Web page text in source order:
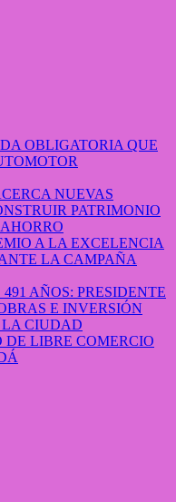
OBLIGATORIA QUE
NUEVAS
PATRIMONIO
A LA EXCELENCIA
LA CAMPAÑA
AÑOS: PRESIDENTE
E INVERSIÓN
LA CIUDAD
DE LIBRE COMERCIO